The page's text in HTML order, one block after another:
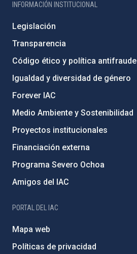
INFORMACIÓN INSTITUCIONAL
Legislación
Transparencia
Código ético y política antifraude
Igualdad y diversidad de género
Forever IAC
Medio Ambiente y Sostenibilidad
Proyectos institucionales
Financiación externa
Programa Severo Ochoa
Amigos del IAC
PORTAL DEL IAC
Mapa web
Políticas de privacidad